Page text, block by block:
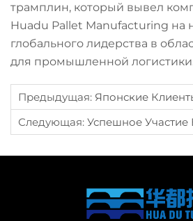
трамплин, который вывел
Huadu Pallet Manufacturing на
глобального лидерства в
для промышленной
Предыдущая: Японские Клиенты Посетили Нашу Компанию Для
Следующая: Успешное Участие В Выставке Упаковки Для